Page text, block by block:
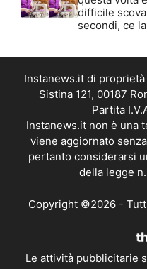
difficile
secondi, ce
Instanews.it di proprietà
Sistina 121, 00187
Partita
Instanews.it non è una
viene aggiornato
pertanto considerarsi
della legge
Copyright ©2026 -
Le attività pubblicitarie